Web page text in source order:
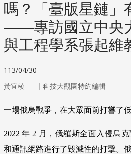
嗎？「臺版星鏈」
——專訪國立中央
與工程學系張起維
113/04/30
黃宜稜 ｜ 科技大觀園特約編輯
一場俄烏戰爭，在大眾面前打響了
2022 年 2 月，俄羅斯全面入侵烏
和通訊網路進行了毀滅性的打擊。